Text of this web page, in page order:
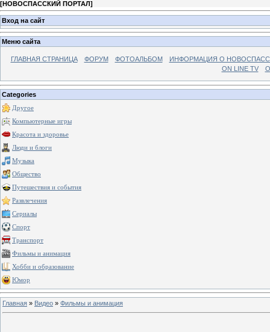
[НОВОСПАССКИЙ ПОРТАЛ]
Вход на сайт
Меню сайта
ГЛАВНАЯ СТРАНИЦА ФОРУМ ФОТОАЛЬБОМ
ИНФОРМАЦИЯ О
ON LINE TV
Categories
Другое
Компьютерные игры
Красота и здоровье
Люди и блоги
Музыка
Общество
Путешествия и события
Развлечения
Сериалы
Спорт
Транспорт
Фильмы и анимация
Хобби и образование
Юмор
Главная » Видео » Фильмы и анимация